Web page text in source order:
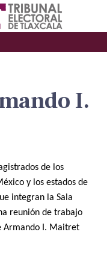
I.
de los
y los estados de
integran la Sala
reunión de trabajo
Armando I. Maitret